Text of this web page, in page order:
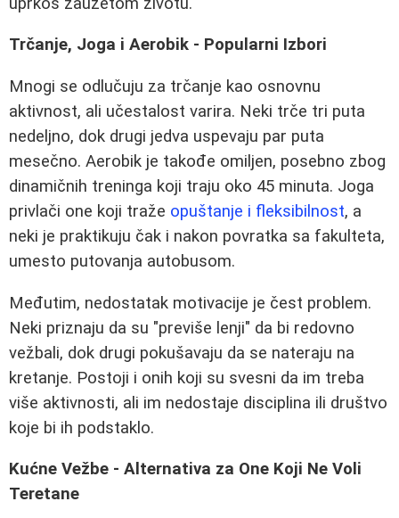
Trčanje, Joga i Aerobik - Popularni Izbori
Mnogi se odlučuju za trčanje kao osnovnu
aktivnost, ali učestalost varira. Neki trče tri puta
nedeljno, dok drugi jedva uspevaju par puta
mesečno. Aerobik je takođe omiljen, posebno zbog
dinamičnih treninga koji traju oko 45 minuta. Joga
privlači one koji traže opuštanje i fleksibilnost, a
neki je praktikuju čak i nakon povratka sa fakulteta,
umesto putovanja autobusom.
Međutim, nedostatak motivacije je čest problem.
Neki priznaju da su "previše lenji" da bi redovno
vežbali, dok drugi pokušavaju da se nateraju na
kretanje. Postoji i onih koji su svesni da im treba
više aktivnosti, ali im nedostaje disciplina ili društvo
koje bi ih podstaklo.
Kućne Vežbe - Alternativa za One Koji Ne Voli
Teretane